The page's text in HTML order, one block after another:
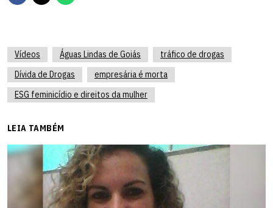
Vídeos Águas Lindas de Goiás
tráfico de drogas
Dívida de Drogas
empresária é morta
ESG feminicídio e direitos da mulher
LEIA TAMBÉM